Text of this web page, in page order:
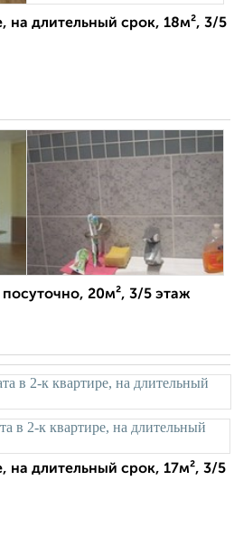
на длительный срок, 18м², 3/5
20м², 3/5 этаж
на длительный срок, 17м², 3/5